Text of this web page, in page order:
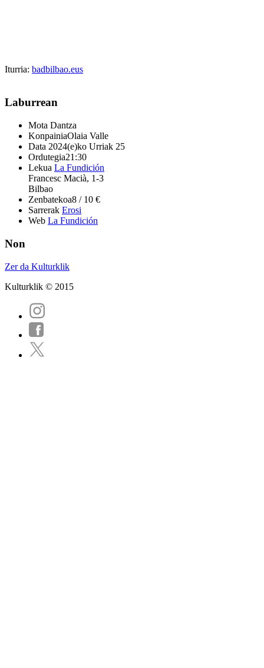
Iturria: badbilbao.eus
Laburrean
Mota Dantza
KonpainiaOlaia Valle
Data 2024(e)ko Urriak 25
Ordutegia21:30
Lekua La Fundición
Francesc Macià, 1-3
Bilbao
Zenbatekoa8 / 10 €
Sarrerak Erosi
Web La Fundición
Non
Zer da Kulturklik
Kulturklik © 2015